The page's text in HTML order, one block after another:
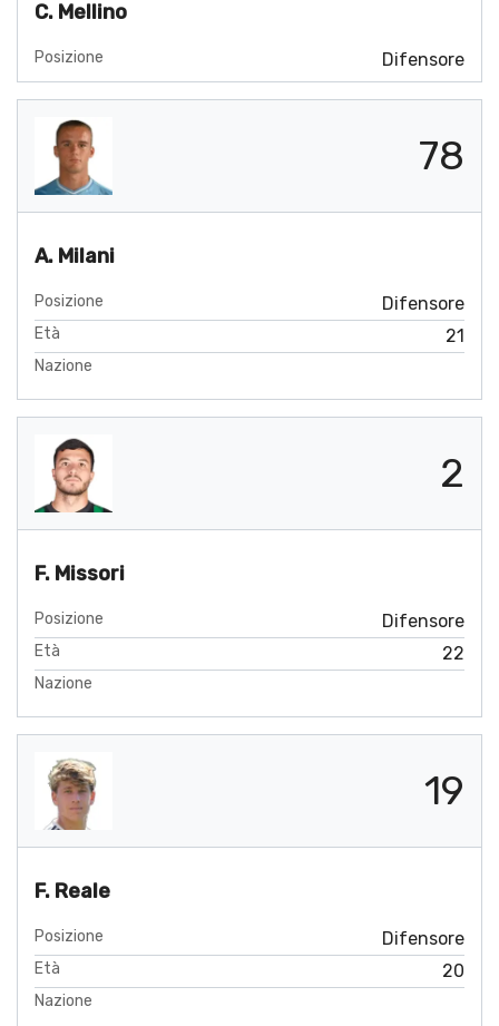
C. Mellino
Posizione Difensore
78
A. Milani
Posizione Difensore
Età 21
Nazione
2
F. Missori
Posizione Difensore
Età 22
Nazione
19
F. Reale
Posizione Difensore
Età 20
Nazione